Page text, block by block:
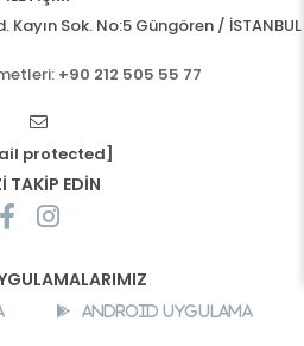
Sok. No:5 Güngören / İSTANBUL
+90 212 505 55 77
protected]
TAKİP EDİN
Android Uygulama